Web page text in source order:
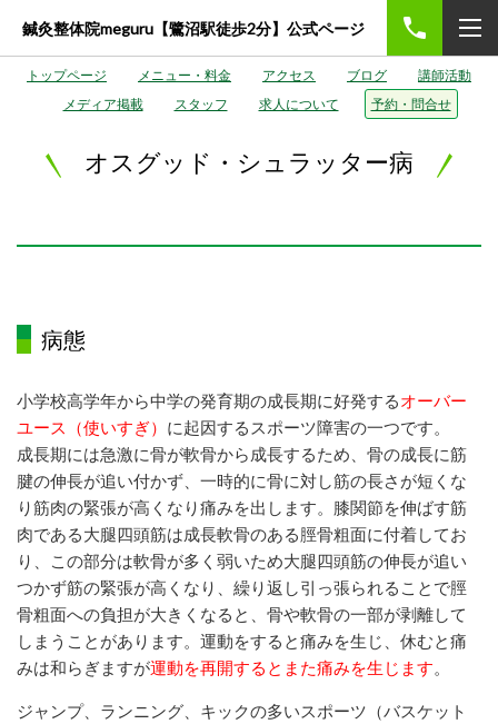
鍼灸整体院meguru【鷺沼駅徒歩2分】公式ページ
トップページ メニュー・料金 アクセス ブログ
講師活動
メディア掲載
スタッフ 求人について 予約・問合せ
オスグッド・シュラッター病
病態
小学校高学年から中学の発育期の成長期に好発するオーバー
ユース
（使いすぎ） に起因するスポーツ障害の一つです。
成長期には急激に骨が軟骨から成長するため、骨の成長に筋
腱の伸長が追い付かず、一時的に骨に対し筋の長さが短くな
り筋肉の緊張が高くなり痛みを出します。膝関節を伸ばす筋
肉である大腿四頭筋は成長軟骨のある脛骨粗面に付着してお
り、この部分は軟骨が多く弱いため大腿四頭筋の伸長が追い
つかず筋の緊張が高くなり、 繰り返し引っ張られることで脛
骨粗面への負担が大きくなると、 骨や軟骨の一部が剥離して
しまうことがあります。運動をする と痛みを生じ、休むと痛
みは和らぎますが運動を再開するとまた痛みを生じます。
ジャンプ、ランニング、キックの多いスポーツ（バスケット